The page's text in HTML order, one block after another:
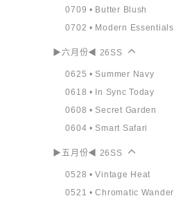
0709 • Butter Blush
0702 • Modern Essentials
▶六月份◀ 26SS
0625 • Summer Navy
0618 • In Sync Today
0608 • Secret Garden
0604 • Smart Safari
▶五月份◀ 26SS
0528 • Vintage Heat
0521 • Chromatic Wander